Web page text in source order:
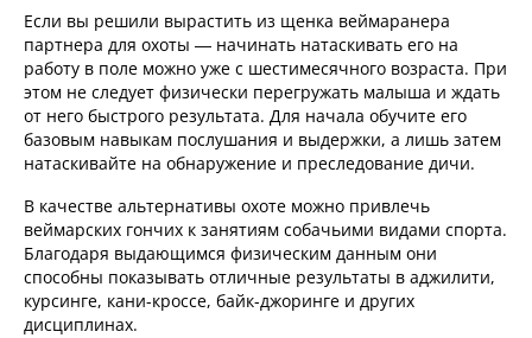
Если вы решили вырастить из щенка веймаранера
партнера для охоты — начинать натаскивать его на
работу в поле можно уже с шестимесячного возраста. При
этом не следует физически перегружать малыша и ждать
от него быстрого результата. Для начала обучите его
базовым навыкам послушания и выдержки, а лишь затем
натаскивайте на обнаружение и преследование дичи.
В качестве альтернативы охоте можно привлечь
веймарских гончих к занятиям собачьими видами спорта.
Благодаря выдающимся физическим данным они
способны показывать отличные результаты в аджилити,
курсинге, кани-кроссе, байк-джоринге и других
дисциплинах.